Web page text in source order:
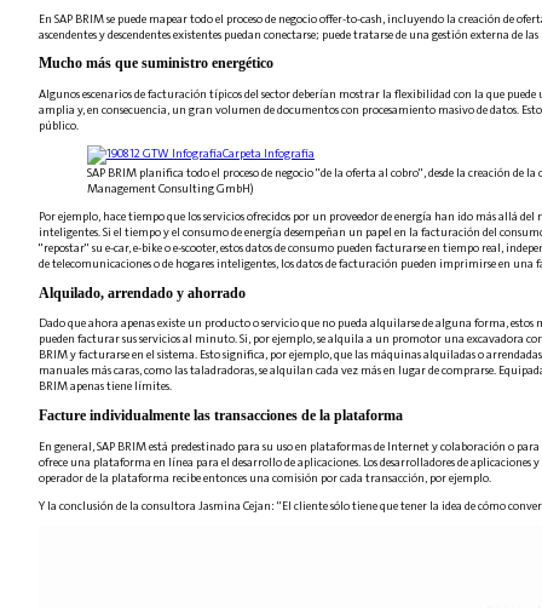
En SAP BRIM se puede mapear todo el proceso de negocio offer-to-cash, incluyendo la creación de
ascendentes y descendentes existentes puedan conectarse; puede tratarse de una gestión externa
Mucho más que suministro energético
Algunos escenarios de facturación típicos del sector deberían mostrar la flexibilidad con la que
amplia y, en consecuencia, un gran volumen de documentos con procesamiento masivo de datos.
público.
SAP BRIM planifica todo el proceso de negocio "de la oferta al cobro", desde la creación
Management Consulting GmbH)
Por ejemplo, hace tiempo que los servicios ofrecidos por un proveedor de energía han ido más allá
inteligentes. Si el tiempo y el consumo de energía desempeñan un papel en la facturación del
"repostar" su e-car, e-bike o e-scooter, estos datos de consumo pueden facturarse en tiempo real,
de telecomunicaciones o de hogares inteligentes, los datos de facturación pueden imprimirse en
Alquilado, arrendado y ahorrado
Dado que ahora apenas existe un producto o servicio que no pueda alquilarse de alguna forma,
pueden facturar sus servicios al minuto. Si, por ejemplo, se alquila a un promotor una excavadora
BRIM y facturarse en el sistema. Esto significa, por ejemplo, que las máquinas alquiladas o
manuales más caras, como las taladradoras, se alquilan cada vez más en lugar de comprarse.
BRIM apenas tiene límites.
Facture individualmente las transacciones de la plataforma
En general, SAP BRIM está predestinado para su uso en plataformas de Internet y colaboración o
ofrece una plataforma en línea para el desarrollo de aplicaciones. Los desarrolladores de
operador de la plataforma recibe entonces una comisión por cada transacción, por ejemplo.
Y la conclusión de la consultora Jasmina Cejan: "El cliente sólo tiene que tener la idea de cómo